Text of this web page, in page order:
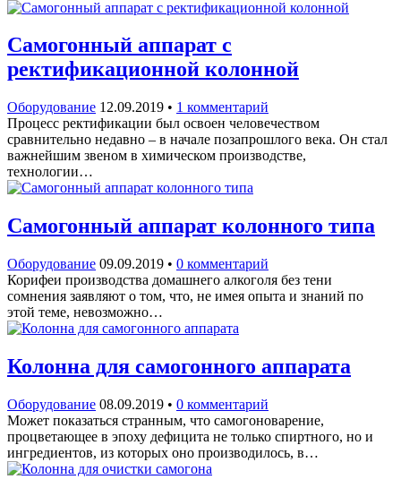
Самогонный аппарат с
ректификационной колонной
Оборудование 12.09.2019 • 1 комментарий
Процесс ректификации был освоен человечеством
сравнительно недавно – в начале позапрошлого века. Он стал
важнейшим звеном в химическом производстве,
технологии…
Самогонный аппарат колонного типа
Оборудование 09.09.2019 • 0 комментарий
Корифеи производства домашнего алкоголя без тени
сомнения заявляют о том, что, не имея опыта и знаний по
этой теме, невозможно…
Колонна для самогонного аппарата
Оборудование 08.09.2019 • 0 комментарий
Может показаться странным, что самогоноварение,
процветающее в эпоху дефицита не только спиртного, но и
ингредиентов, из которых оно производилось, в…